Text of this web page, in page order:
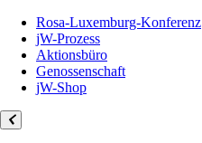
Rosa-Luxemburg-Konferenz
jW-Prozess
Aktionsbüro
Genossenschaft
jW-Shop